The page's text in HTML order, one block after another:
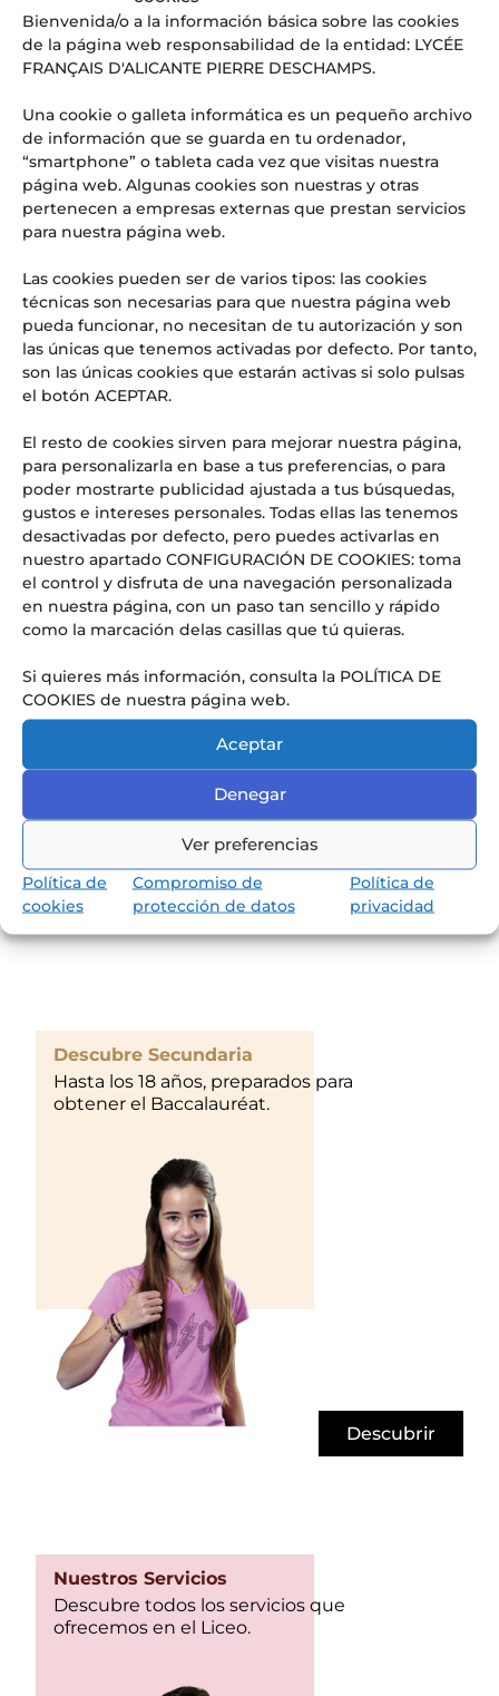
Bienvenida/o a la información básica sobre las cookies
de la página web responsabilidad de la entidad: LYCÉE
FRANÇAIS D'ALICANTE PIERRE DESCHAMPS.
Una cookie o galleta informática es un pequeño archivo
de información que se guarda en tu ordenador,
“smartphone” o tableta cada vez que visitas nuestra
página web. Algunas cookies son nuestras y otras
pertenecen a empresas externas que prestan servicios
para nuestra página web.
Las cookies pueden ser de varios tipos: las cookies
técnicas son necesarias para que nuestra página web
pueda funcionar, no necesitan de tu autorización y son
las únicas que tenemos activadas por defecto. Por tanto,
son las únicas cookies que estarán activas si solo pulsas
el botón ACEPTAR.
El resto de cookies sirven para mejorar nuestra página,
para personalizarla en base a tus preferencias, o para
poder mostrarte publicidad ajustada a tus búsquedas,
gustos e intereses personales. Todas ellas las tenemos
desactivadas por defecto, pero puedes activarlas en
nuestro apartado CONFIGURACIÓN DE COOKIES: toma
el control y disfruta de una navegación personalizada
en nuestra página, con un paso tan sencillo y rápido
como la marcación delas casillas que tú quieras.
Si quieres más información, consulta la POLÍTICA DE
COOKIES de nuestra página web.
Aceptar
Denegar
Ver preferencias
Política de
cookies
Compromiso de
protección de datos
Política de
privacidad
El ‘superpoder’ que las empresas del futuro buscan (y que
se aprende en las aulas del LFIA)
Web Radio LFI Alicante #4
GEOGRAFÍA
¡URGENTE! OFERTA DE EMPLEO: PROFESOR/A DE INGLÉS
PARA SUSTITUCIONES PUNTUALES
Comentarios recientes
en los medios: Referente en educación internacional y
excelencia
Conoce nuestra pedagogía
de infantil y primaria
Los niños van a aprender jugando,
reflexionando y memorizando.
Descubrir
Descubre Secundaria
Hasta los 18 años, preparados para
obtener el Baccalauréat.
Descubrir
Nuestros Servicios
Descubre todos los servicios que
ofrecemos en el Liceo.